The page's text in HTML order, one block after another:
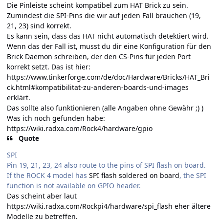
Die Pinleiste scheint kompatibel zum HAT Brick zu sein.
Zumindest die SPI-Pins die wir auf jeden Fall brauchen (19,
21, 23) sind korrekt.
Es kann sein, dass das HAT nicht automatisch detektiert wird.
Wenn das der Fall ist, musst du dir eine Konfiguration für den
Brick Daemon schreiben, der den CS-Pins für jeden Port
korrekt setzt. Das ist hier:
https://www.tinkerforge.com/de/doc/Hardware/Bricks/HAT_Bri
ck.html#kompatibilitat-zu-anderen-boards-und-images
erklärt.
Das sollte also funktionieren (alle Angaben ohne Gewähr ;) )
Was ich noch gefunden habe:
https://wiki.radxa.com/Rock4/hardware/gpio
Quote
SPI
Pin 19, 21, 23, 24 also route to the pins of SPI flash on board.
If the ROCK 4 model has SPI flash soldered on board, the SPI
function is not available on GPIO header.
Das scheint aber laut
https://wiki.radxa.com/Rockpi4/hardware/spi_flash eher ältere
Modelle zu betreffen.